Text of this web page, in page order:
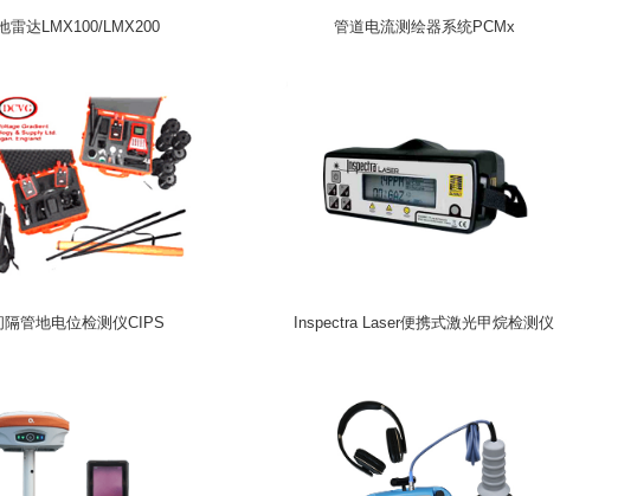
雷达LMX100/LMX200 管道电流测绘器系统PCMx
隔管地电位检测仪CIPS Inspectra Laser便携式激光甲烷检测仪